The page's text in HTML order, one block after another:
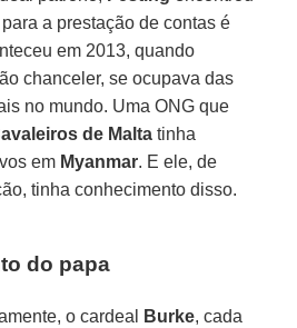
a prestação de contas é
em 2013, quando
chanceler, se ocupava das
no mundo. Uma ONG que
de Malta tinha
em Myanmar. E ele, de
tinha conhecimento disso.
do papa
o cardeal Burke, cada